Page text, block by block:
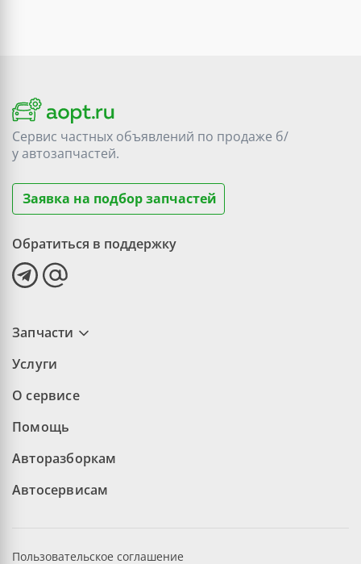
Сервис частных объявлений по продаже б/
уавтозапчастей.
Заявка на подбор запчастей
Обратиться в поддержку
Запчасти
Услуги
О сервисе
Помощь
Авторазборкам
Автосервисам
Пользовательское соглашение